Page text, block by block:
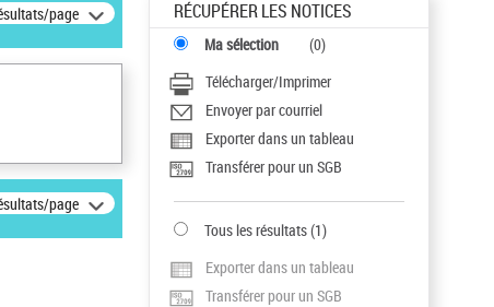
page
page
RÉCUPÉRER LES NOTICES
Ma sélection (0)
Télécharger/Imprimer
Envoyer par courriel
Exporter dans un tableau
Transférer pour un SGB
Tous les résultats(1)
Exporter dans un tableau
Transférer pour un SGB